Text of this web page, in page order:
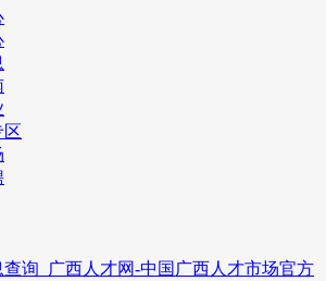
区
询_广西人才网-中国广西人才市场官方